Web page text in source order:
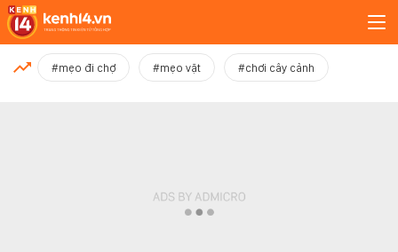
MỚI NHẤT
#mẹo đi chợ #mẹo vặt #chơi cây cảnh